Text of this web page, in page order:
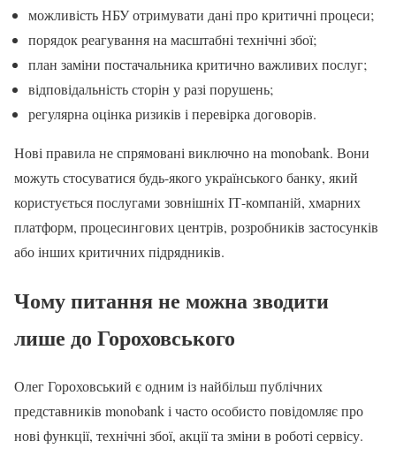
можливість НБУ отримувати дані про критичні процеси;
порядок реагування на масштабні технічні збої;
план заміни постачальника критично важливих послуг;
відповідальність сторін у разі порушень;
регулярна оцінка ризиків і перевірка договорів.
Нові правила не спрямовані виключно на monobank. Вони
можуть стосуватися будь-якого українського банку, який
користується послугами зовнішніх ІТ-компаній, хмарних
платформ, процесингових центрів, розробників застосунків
або інших критичних підрядників.
Чому питання не можна зводити
лише до Гороховського
Олег Гороховський є одним із найбільш публічних
представників monobank і часто особисто повідомляє про
нові функції, технічні збої, акції та зміни в роботі сервісу.